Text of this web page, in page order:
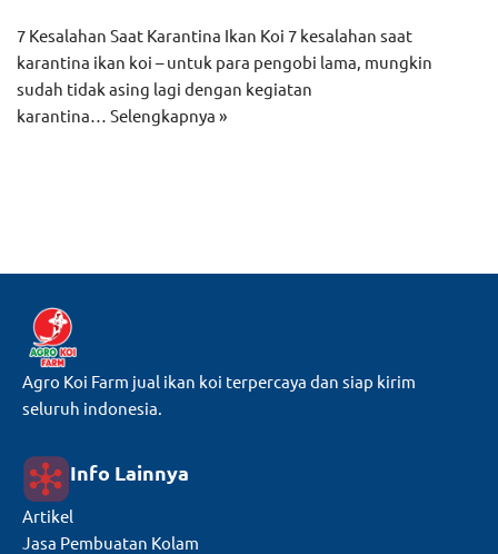
7 Kesalahan Saat Karantina Ikan Koi 7 kesalahan saat
karantina ikan koi – untuk para pengobi lama, mungkin
sudah tidak asing lagi dengan kegiatan
karantina… Selengkapnya »
Agro Koi Farm jual ikan koi terpercaya dan siap kirim
seluruh indonesia.
Info Lainnya
Artikel
Jasa Pembuatan Kolam